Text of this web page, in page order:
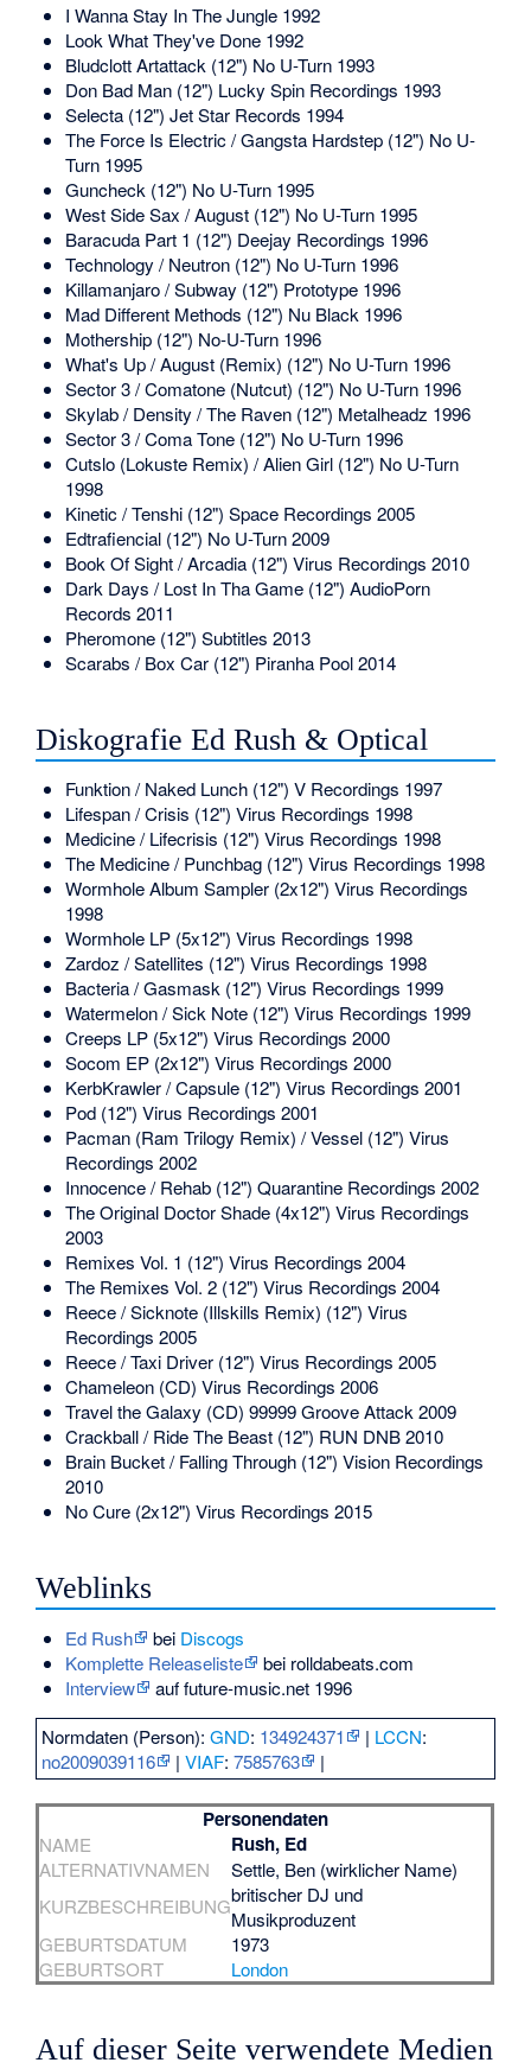
I Wanna Stay In The Jungle 1992
Look What They've Done 1992
Bludclott Artattack (12") No U-Turn 1993
Don Bad Man (12") Lucky Spin Recordings 1993
Selecta (12") Jet Star Records 1994
The Force Is Electric / Gangsta Hardstep (12") No U-
Turn 1995
Guncheck (12") No U-Turn 1995
West Side Sax / August (12") No U-Turn 1995
Baracuda Part 1 (12") Deejay Recordings 1996
Technology / Neutron (12") No U-Turn 1996
Killamanjaro / Subway (12") Prototype 1996
Mad Different Methods (12") Nu Black 1996
Mothership (12") No-U-Turn 1996
What's Up / August (Remix) (12") No U-Turn 1996
Sector 3 / Comatone (Nutcut) (12") No U-Turn 1996
Skylab / Density / The Raven (12") Metalheadz 1996
Sector 3 / Coma Tone (12") No U-Turn 1996
Cutslo (Lokuste Remix) / Alien Girl (12") No U-Turn
1998
Kinetic / Tenshi (12") Space Recordings 2005
Edtrafiencial (12") No U-Turn 2009
Book Of Sight / Arcadia (12") Virus Recordings 2010
Dark Days / Lost In Tha Game (12") AudioPorn
Records 2011
Pheromone (12") Subtitles 2013
Scarabs / Box Car (12") Piranha Pool 2014
Diskografie Ed Rush & Optical
Funktion / Naked Lunch (12") V Recordings 1997
Lifespan / Crisis (12") Virus Recordings 1998
Medicine / Lifecrisis (12") Virus Recordings 1998
The Medicine / Punchbag (12") Virus Recordings 1998
Wormhole Album Sampler (2x12") Virus Recordings
1998
Wormhole LP (5x12") Virus Recordings 1998
Zardoz / Satellites (12") Virus Recordings 1998
Bacteria / Gasmask (12") Virus Recordings 1999
Watermelon / Sick Note (12") Virus Recordings 1999
Creeps LP (5x12") Virus Recordings 2000
Socom EP (2x12") Virus Recordings 2000
KerbKrawler / Capsule (12") Virus Recordings 2001
Pod (12") Virus Recordings 2001
Pacman (Ram Trilogy Remix) / Vessel (12") Virus
Recordings 2002
Innocence / Rehab (12") Quarantine Recordings 2002
The Original Doctor Shade (4x12") Virus Recordings
2003
Remixes Vol. 1 (12") Virus Recordings 2004
The Remixes Vol. 2 (12") Virus Recordings 2004
Reece / Sicknote (Illskills Remix) (12") Virus
Recordings 2005
Reece / Taxi Driver (12") Virus Recordings 2005
Chameleon (CD) Virus Recordings 2006
Travel the Galaxy (CD) 99999 Groove Attack 2009
Crackball / Ride The Beast (12") RUN DNB 2010
Brain Bucket / Falling Through (12") Vision Recordings
2010
No Cure (2x12") Virus Recordings 2015
Weblinks
Ed Rush bei Discogs
Komplette Releaseliste
bei rolldabeats.com
Interview
auffuture-music.net1996
Normdaten (Person):GND: 134924371 | LCCN:
no2009039116
|VIAF:7585763 |
Personendaten
NAME Rush, Ed
ALTERNATIVNAMEN
Settle, Ben (wirklicher Name)
KURZBESCHREIBUNGbritischer DJ und
Musikproduzent
GEBURTSDATUM
1973
GEBURTSORT
London
Auf dieser Seite verwendete Medien